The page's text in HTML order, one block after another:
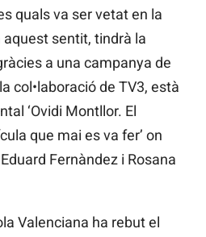
quals va ser vetat en la
aquest sentit, tindrà la
a una campanya de
col•laboració de TV3, està
‘Ovidi Montllor. El
que mai es va fer’ on
Fernàndez i Rosana
Valenciana ha rebut el